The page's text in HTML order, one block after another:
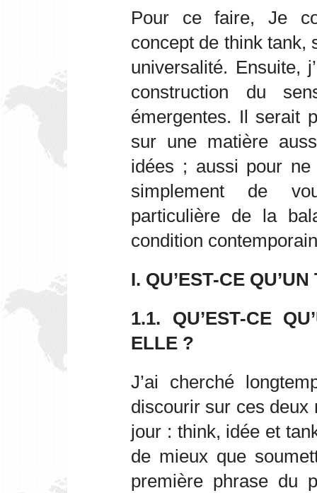
Pour ce faire, Je
concept de think tank,
universalité. Ensuite,
construction du
émergentes. Il serait
sur une matière
idées ; aussi pour ne
simplement de
particulière de la
condition
I. QU’EST-CE
1.1. QU’EST-CE
ELLE ?
J’ai cherché
discourir sur ces deux
jour : think, idée et
de mieux que
première phrase du